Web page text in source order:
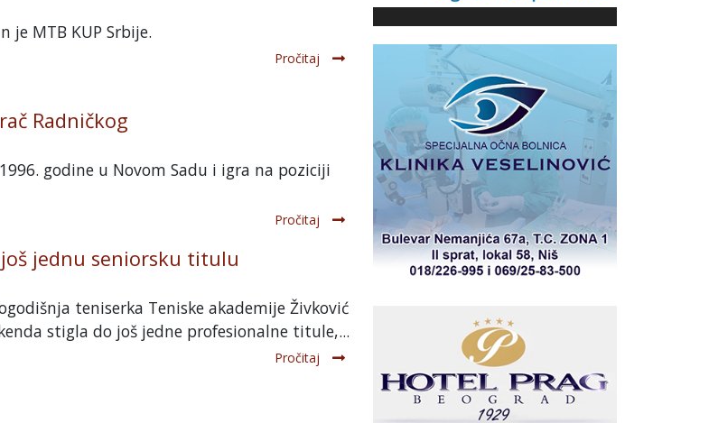
je MTB KUP Srbije.
Pročitaj
Radničkog
godine u Novom Sadu i igra na poziciji
Pročitaj
jednu seniorsku titulu
teniserka Teniske akademije Živković
stigla do još jedne profesionalne titule,...
Pročitaj